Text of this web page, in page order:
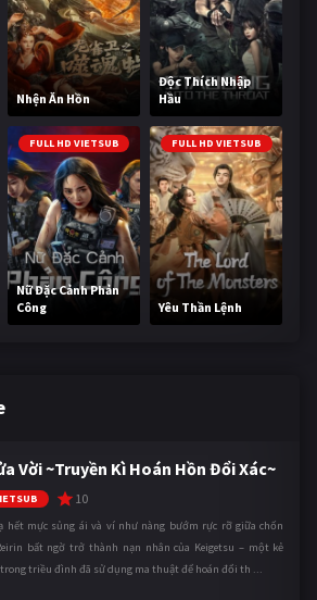
Nhện Ăn Hồn
Độc Thích Nhập
Hầu
FULL HD VIETSUB
Nữ Đặc Cảnh Phản
Công
FULL HD VIETSUB
Yêu Thần Lệnh
Vời ~Truyền Kì Hoán Hồn Đổi Xác~
10
hết mực sủng ái và ví như nàng bướm rực rỡ giữa chốn
bất ngờ trở thành nạn nhân của Keigetsu – một kẻ
triều đình đã sử dụng ma thuật để hoán đổi th ...